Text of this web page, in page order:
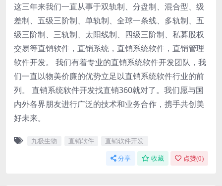
这三年来我们一直从事于双轨制、分盘制、混合型、级
差制、五级三阶制、单轨制、全球一条线、多轨制、五
级三阶制、三轨制、太阳线制、四级三阶制、私募股权
交易等直销软件，直销系统，直销系统软件，直销管理
软件开发。 我们有着专业的直销系统软件开发团队，我
们一直以物美价廉的优势立足以直销系统软件行业的前
列。 直销系统软件开发找直销360就对了。我们愿与国
内外各界朋友进行广泛的技术和业务合作，携手共创美
好未来。
九极生物 直销软件 直销软件开发
分享 收藏 点赞(0)